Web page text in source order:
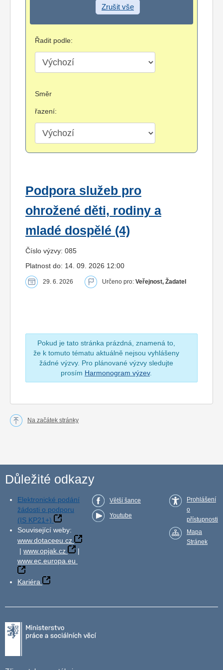
Zrušit vše
Řadit podle:
Směr
řazení:
Podpora služeb pro
ohrožené děti, rodiny a
mladé dospělé (4)
Číslo výzvy: 085
Platnost do: 14. 09. 2026 12:00
29. 6. 2026 Určeno pro: Veřejnost, Žadatel
Pokud je tato stránka prázdná, znamená to,
že k tomuto tématu aktuálně nejsou vyhlášeny
žádné výzvy. Pro plánované výzvy sledujte
prosím Harmonogram výzev.
Na začátek stránky
Důležité odkazy
Elektronické podání
žádosti o podporu
(IS KP21+)
Související weby:
www.dotaceeu.cz
| www.opjak.cz
|
www.ec.europa.eu
Kariéra
Větší šance
Youtube
Prohlášení
o
přístupnosti
Mapa
Stránek